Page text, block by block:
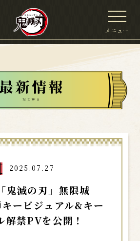
メニュー
2025.07.27
鬼滅の刃」無限城
ービジュアル&キー
解禁PVを公開！